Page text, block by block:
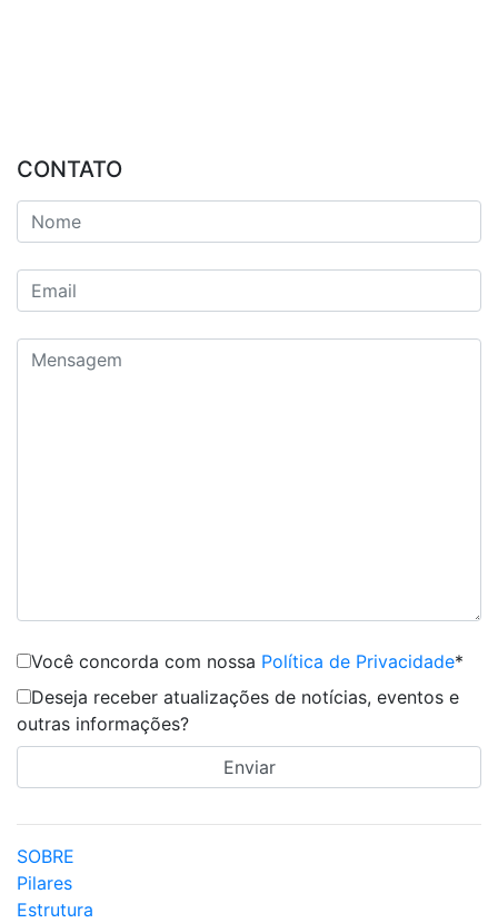
CONTATO
Você concorda com nossa Política de Privacidade*
Deseja receber atualizações de notícias, eventos e
outras informações?
SOBRE
Pilares
Estrutura